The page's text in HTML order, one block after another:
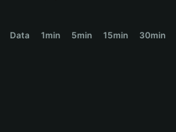
Data 1min 5min 15min 30min